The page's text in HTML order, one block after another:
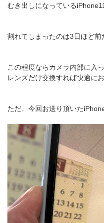
むき出しになっている
割れてしまったのは3日ほど前
この程度ならカメラ内部に入
レンズだけ交換すれば快適に
ただ、今回お送り頂いた